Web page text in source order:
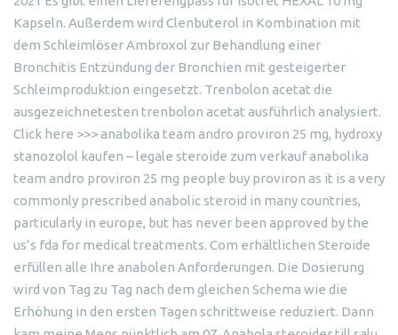
Kapseln. Außerdem wird Clenbuterol in Kombination mit
dem Schleimlöser Ambroxol zur Behandlung einer
Bronchitis Entzündung der Bronchien mit gesteigerter
Schleimproduktion eingesetzt. Trenbolon acetat die
ausgezeichnetesten trenbolon acetat ausführlich analysiert.
Click here >>> anabolika team andro proviron 25 mg, hydroxy
stanozolol kaufen – legale steroide zum verkauf anabolika
team andro proviron 25 mg people buy proviron as it is a very
commonly prescribed anabolic steroid in many countries,
particularly in europe, but has never been approved by the
us’s fda for medical treatments. Com erhältlichen Steroide
erfüllen alle Ihre anabolen Anforderungen. Die Dosierung
wird von Tag zu Tag nach dem gleichen Schema wie die
Erhöhung in den ersten Tagen schrittweise reduziert. Dann